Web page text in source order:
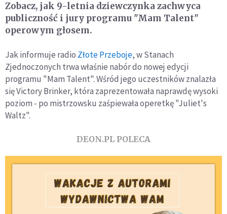
Zobacz, jak 9-letnia dziewczynka zachwyca
publiczność i jury programu "Mam Talent"
operowym głosem.
Jak informuje radio Złote Przeboje, w Stanach
Zjednoczonych trwa właśnie nabór do nowej edycji
programu "Mam Talent". Wśród jego uczestników znalazła
się Victory Brinker, która zaprezentowała naprawdę wysoki
poziom - po mistrzowsku zaśpiewała operetkę "Juliet's
Waltz".
DEON.PL POLECA